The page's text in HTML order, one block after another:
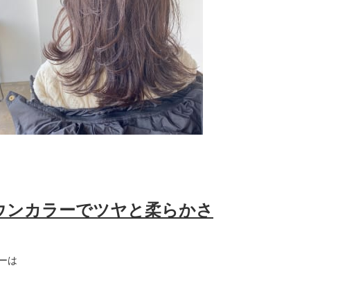
ンカラーでツヤと柔らかさ
は